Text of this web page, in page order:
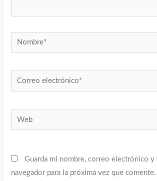
Nombre*
Correo
electrónico*
Web
Guarda mi nombre, correo electrónico y
navegador para la próxima vez que comente.